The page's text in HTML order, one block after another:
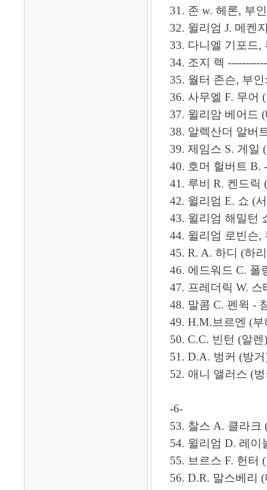
31. 존 w. 헤론, 부
32. 윌리엄 J. 메켄
33. 다니엘 기포드,
34. 조지 렉
35. 월터 존슨, 부
36. 사무엘 F. 무어
37. 윌리암 베어드
38. 알렉산더 알버
39. 제임스 S. 게일
40. 호머 헐버트 B.
41. 루비 R. 켄드릭
42. 윌리엄 E. 쇼 (
43. 윌리엄 해밀턴
44. 윌리엄 로빈슨,
45. R. A. 하디 (하
46. 에드워드 C. 폴
47. 프레더릭 W.
48. 말콤 C. 펜윅 -
49. H.M.브르엔 (
50. C.C. 빈턴 (알
51. D.A. 벙커 (방
52. 애니 앨러스 (
-6-
53. 찰스 A. 클라크
54. 윌리엄 D. 레이
55. 브르스 F. 헌터
56. D.R. 말스베리